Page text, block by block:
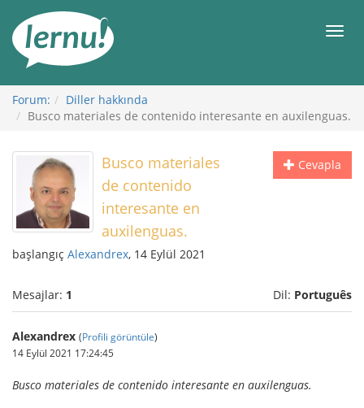
Görüntüleme
Forum:
Diller hakkında
Busco materiales de contenido interesante en auxilenguas.
Cevapla
Busco materiales
de contenido
interesante en
auxilenguas.
başlangıç Alexandrex, 14 Eylül 2021
Mesajlar: 1 Dil: Português
Alexandrex (Profili görüntüle)
14 Eylül 2021 17:24:45
Busco materiales de contenido interesante en auxilenguas.